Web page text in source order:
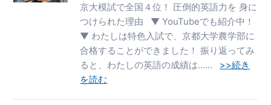
京大模試で全国４位！ 圧倒的英語力を 身に
つけられた理由 ▼ YouTubeでも紹介中！
▼ わたしは特色入試で、京都大学農学部に
合格することができました！ 振り返ってみ
ると、わたしの英語の成績は…… >>続き
を読む